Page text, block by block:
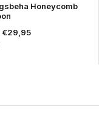
Honeycomb
€29,95